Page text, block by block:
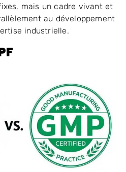
mais un cadre vivant et
au développement
industrielle.